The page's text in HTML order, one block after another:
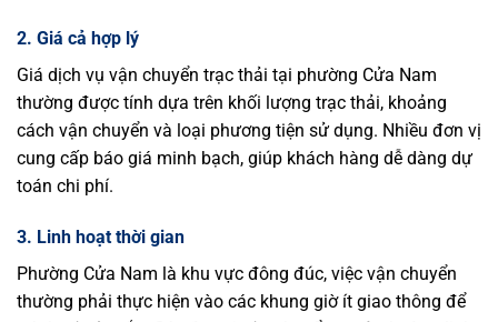
2. Giá cả hợp lý
Giá dịch vụ vận chuyển trạc thải tại phường Cửa Nam
thường được tính dựa trên khối lượng trạc thải, khoảng
cách vận chuyển và loại phương tiện sử dụng. Nhiều đơn vị
cung cấp báo giá minh bạch, giúp khách hàng dễ dàng dự
toán chi phí.
3. Linh hoạt thời gian
Phường Cửa Nam là khu vực đông đúc, việc vận chuyển
thường phải thực hiện vào các khung giờ ít giao thông để